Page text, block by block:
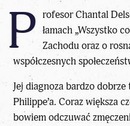
P rofesorChantal
łamach „Wszystko
Zachodu oraz o
współczesnych
Jej diagnoza bardzo
Philippe’a. Coraz większa
bowiem odczuwać